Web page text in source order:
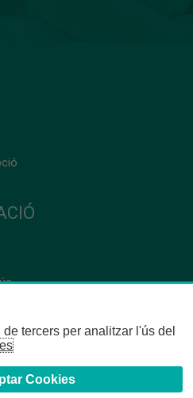
tercers per analitzar l'ús del
Cookies